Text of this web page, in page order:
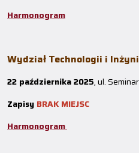
Harmonogram
Wydział Technologii i
22 października 2025, ul.
Zapisy BRAK MIEJSC
Harmonogram